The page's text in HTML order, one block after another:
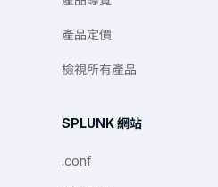
產品定價
檢視所有產品
SPLUNK 網站
.conf